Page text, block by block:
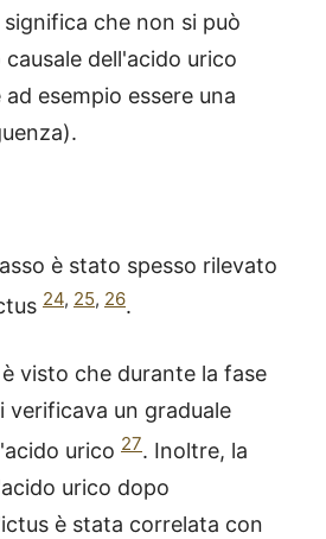
che non si può
dell'acido urico
esempio essere una
è stato spesso rilevato
24, 25, 26.
visto che durante la fase
verificava un graduale
urico 27. Inoltre, la
urico dopo
è stata correlata con